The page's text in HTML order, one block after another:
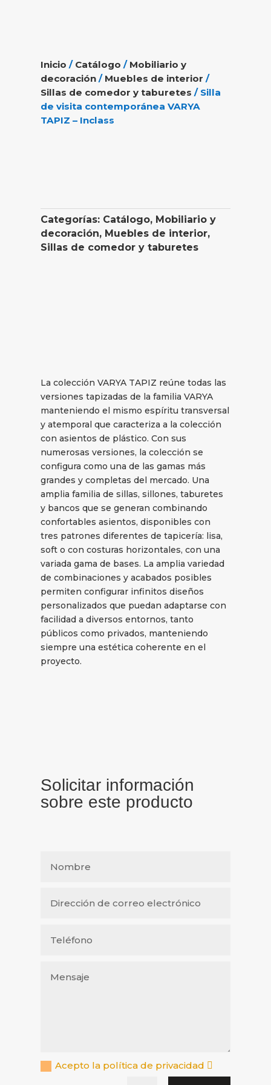
Inicio / Catálogo / Mobiliario y
decoración / Muebles de interior /
Sillas de comedor y taburetes / Silla
de visita contemporánea VARYA
TAPIZ – Inclass
Categorías: Catálogo, Mobiliario y
decoración, Muebles de interior,
Sillas de comedor y taburetes
La colección VARYA TAPIZ reúne todas las
versiones tapizadas de la familia VARYA
manteniendo el mismo espíritu transversal
y atemporal que caracteriza a la colección
con asientos de plástico. Con sus
numerosas versiones, la colección se
configura como una de las gamas más
grandes y completas del mercado. Una
amplia familia de sillas, sillones, taburetes
y bancos que se generan combinando
confortables asientos, disponibles con
tres patrones diferentes de tapicería: lisa,
soft o con costuras horizontales, con una
variada gama de bases. La amplia variedad
de combinaciones y acabados posibles
permiten configurar infinitos diseños
personalizados que puedan adaptarse con
facilidad a diversos entornos, tanto
públicos como privados, manteniendo
siempre una estética coherente en el
proyecto.
Solicitar información
sobre este producto
Acepto la política de privacidad